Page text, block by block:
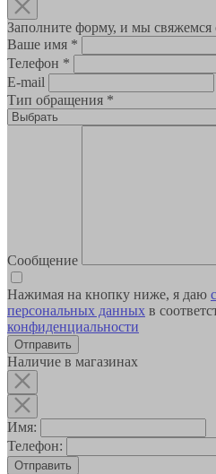
Заполните форму, и мы
Ваше имя *
Телефон *
E-mail
Тип обращения *
Сообщение
Нажимая на кнопку ниже, я даю
персональных данных в
конфиденциальности
Наличие в магазинах
Имя:
Телефон:
Отправить